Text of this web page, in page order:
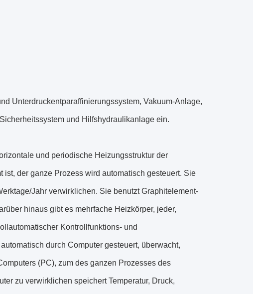
Unterdruckentparaffinierungssystem, Vakuum-Anlage,
und Hilfshydraulikanlage ein.
und periodische Heizungsstruktur der
der ganze Prozess wird automatisch gesteuert. Sie
Jahr verwirklichen. Sie benutzt Graphitelement-
hinaus gibt es mehrfache Heizkörper, jeder,
Kontrollfunktions- und
durch Computer gesteuert, überwacht,
(PC), zum des ganzen Prozesses des
zu verwirklichen speichert Temperatur, Druck,